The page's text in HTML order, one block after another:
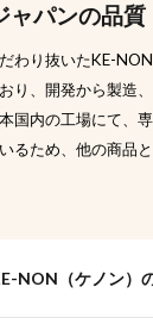
ャパンの品質
わり抜いたKE-
り、開発から製造
国内の工場にて、
るため、他の商品
NON（ケノン）